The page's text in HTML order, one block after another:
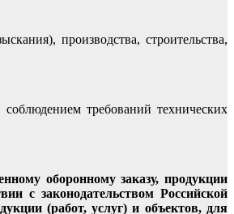
производства, строительства,
требований технических
оборонному заказу, продукции
с законодательством Российской
(работ, услуг) и объектов, для